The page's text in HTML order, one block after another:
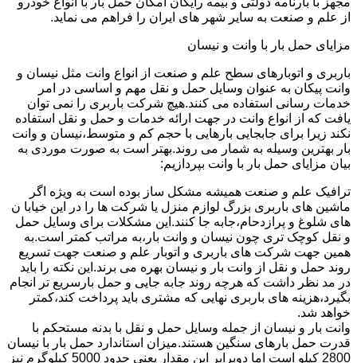
از علم و صنعت به سایر شهر های ایران را فراهم می نماید.
مزایای حمل بار با وانت و نیسان
باربری و اتوبارهای سطح علم و صنعت از انواع وانت مثل نیسان و
وانت پیکان به عنوان وسایل حمل و نقل مهم و اساسی در امر
خدمات رسانی استفاده می کنند.هیچ شرکت باربری را نمی توان
یافت که از انواع وانت در جهت ارائه خدمات و حمل و نقل استفاده
نکند زیرا برای جابجایی بارهایی با حجم کم و متوسط،نیسان و وانت
بار بهترین وسیله به شمار می روند.بهتر است به صورت موردی به
بیان مزایای حمل بار با وانت بپردازیم:
ترافیک علم و صنعت همیشه مشکل ساز بوده است به ویژه اگر
ماشین های باربری بزرگ لوازم منزل یا شرکت ها را در این خیابا ن
های شلوغ و پرازدحام،جابه جا کنند.این مشکلات برای وسایل حمل
و نقل کوچک تری چون نیسان و وانت بار،به مراتب کمتر است.به
همین جهت شرکت های باربری و اتوبار علم و صنعت جهت تسریع
روند حمل و نقل از وانت بار و نیسان بهره می برند.این نکته را باید
در مد نظر داشت که هرچه روند جابه جایی و حمل بارسریع تر انجام
بگیرد،هزینه های باربری نهایی که مشتری باید پرداخت کند،کمتر
خواهد شد.
وانت بار و نیسان از جمله وسایل حمل و نقل با بدنه مستحکم با
قدرت حمل بارهای سنگین هستند.میزان استاندارد حمل بار با نیسان
2800 کیلو است اما دوبرابر این مقدار یعنی حدود 5000 کیلوگرم نیز